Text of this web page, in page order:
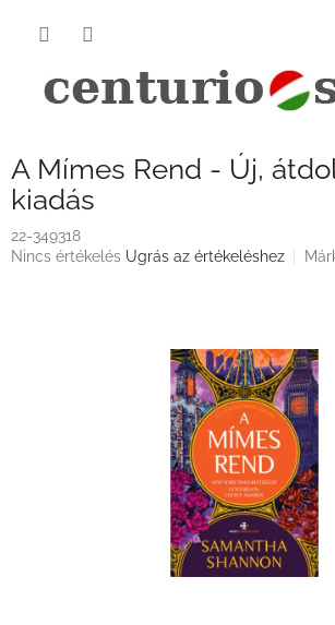
A Mímes Rend - Új,
kiadás
22-349318
A
Nincs értékelés Ugrás az értékeléshez